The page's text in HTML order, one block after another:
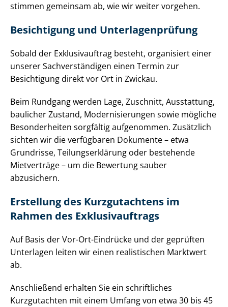
stimmen gemeinsam ab, wie wir weiter vorgehen.
Besichtigung und Un­ter­la­gen­prü­fung
Sobald der Exklusivauftrag besteht, organisiert einer
unserer Sach­ver­stän­di­gen einen Termin zur
Besichtigung direkt vor Ort in Zwickau.
Beim Rundgang werden Lage, Zuschnitt, Ausstattung,
baulicher Zustand, Mo­der­ni­sie­run­gen sowie mögliche
Besonderheiten sorgfältig aufgenommen. Zusätzlich
sichten wir die verfügbaren Dokumente – etwa
Grundrisse, Tei­lungs­er­klä­rung oder bestehende
Mietverträge – um die Bewertung sauber
abzusichern.
Erstellung des Kurzgutachtens im
Rahmen des Ex­klu­siv­auf­trags
Auf Basis der Vor-Ort-Eindrücke und der geprüften
Unterlagen leiten wir einen realistischen Marktwert
ab.
Anschließend erhalten Sie ein schriftliches
Kurzgutachten mit einem Umfang von etwa 30 bis 45